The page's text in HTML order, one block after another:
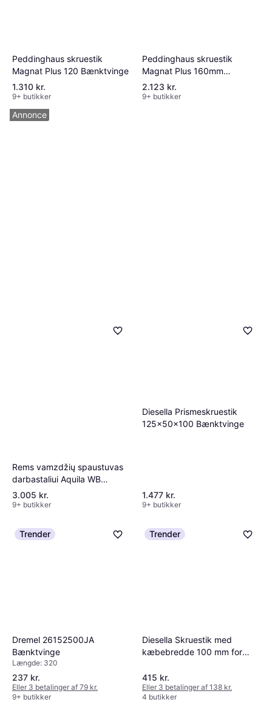
Peddinghaus skruestik
Magnat Plus 120 Bænktvinge
1.310 kr.
9+ butikker
Peddinghaus skruestik
Magnat Plus 160mm
Bænktvinge
2.123 kr.
9+ butikker
Rems vamzdžių spaustuvas
darbastaliui Aquila WB
Bænktvinge
3.005 kr.
9+ butikker
Diesella Prismeskruestik
125x50x100 Bænktvinge
1.477 kr.
9+ butikker
Trender
Dremel 26152500JA
Bænktvinge
Længde: 320
237 kr.
Eller 3 betalinger af 79 kr.
9+ butikker
Trender
Diesella Skruestik med
kæbebredde 100 mm for
Bænktvinge
415 kr.
Eller 3 betalinger af 138 kr.
4 butikker
Annonce